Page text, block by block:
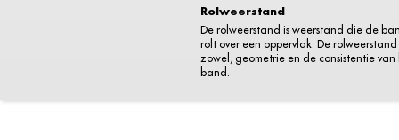
Rolweerstand
De rolweerstand is weerstand die de
rolt over een oppervlak. De
zowel, geometrie en de consistentie
band.